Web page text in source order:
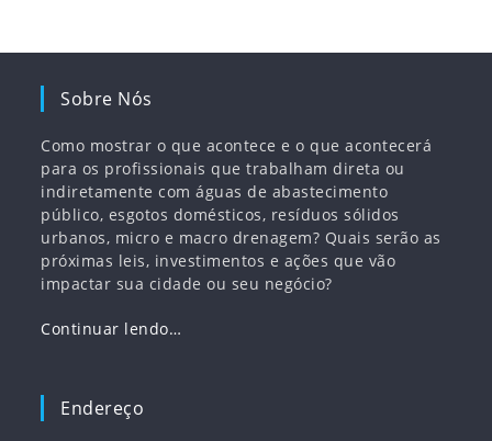
Sobre Nós
Como mostrar o que acontece e o que acontecerá
para os profissionais que trabalham direta ou
indiretamente com águas de abastecimento
público, esgotos domésticos, resíduos sólidos
urbanos, micro e macro drenagem? Quais serão as
próximas leis, investimentos e ações que vão
impactar sua cidade ou seu negócio?
Continuar lendo…
Endereço